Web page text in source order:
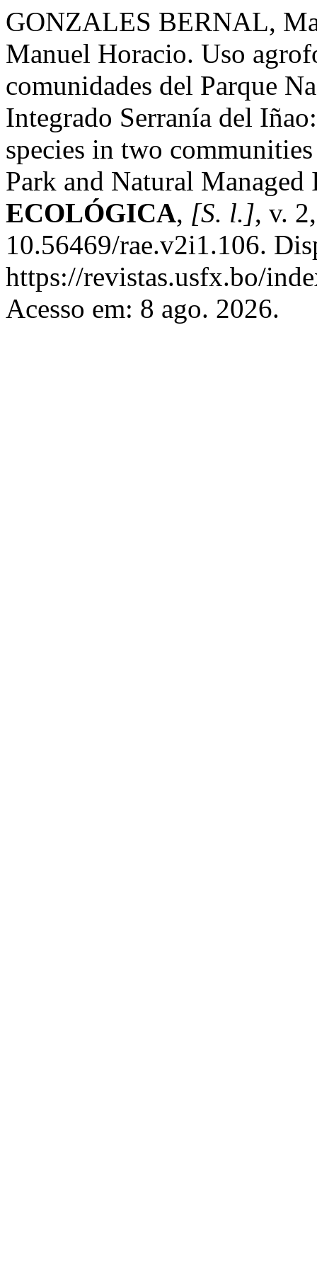
GONZALES BERNAL,
Manuel Horacio. Uso
comunidades del Parque
Integrado Serranía del
species in two
Park and Natural
ECOLÓGICA, [S. l.], v.
10.56469/rae.v2i1.106.
https://revistas.usfx.bo/
Acesso em: 8 ago. 2026.